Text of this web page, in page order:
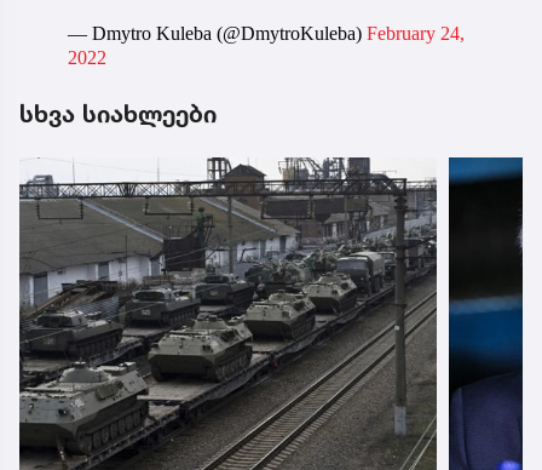
— Dmytro Kuleba (@DmytroKuleba) February 24,
2022
სხვა სიახლეები